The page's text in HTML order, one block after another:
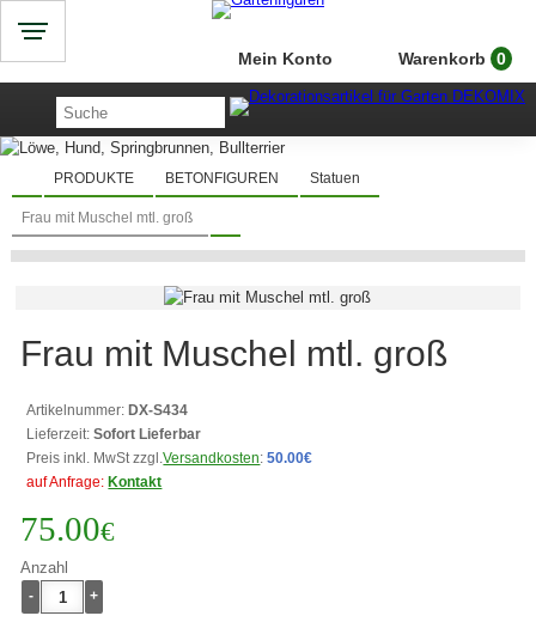
Warenkorb 0
Mein Konto
PRODUKTE BETONFIGUREN Statuen
Frau mit Muschel mtl. groß
Frau mit Muschel mtl. groß
Artikelnummer:DX-S434
Lieferzeit:Sofort Lieferbar
Preis inkl. MwSt zzgl.Versandkosten:50.00€
auf Anfrage: Kontakt
75.00€
Anzahl
- +